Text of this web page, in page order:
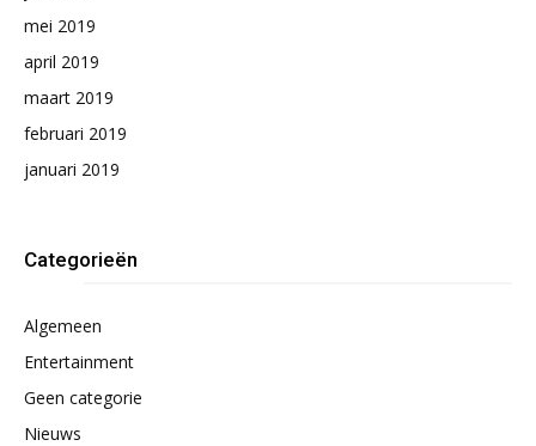
mei 2019
april 2019
maart 2019
februari 2019
januari 2019
Categorieën
Algemeen
Entertainment
Geen categorie
Nieuws